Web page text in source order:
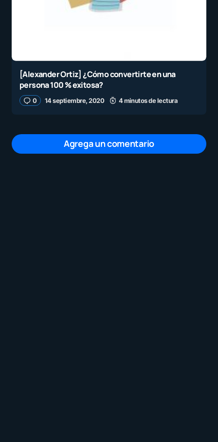
[Alexander Ortiz] ¿Cómo convertirte en una
persona 100 % exitosa?
0 14 septiembre, 2020 4 minutos de lectura
Agrega un comentario